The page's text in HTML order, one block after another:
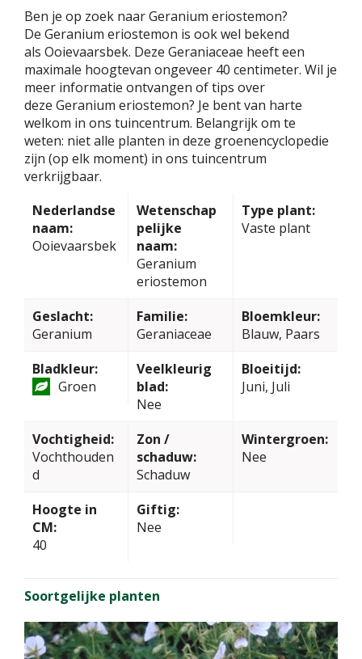
Ben je op zoek naar Geranium eriostemon?
De Geranium eriostemon is ook wel bekend
als Ooievaarsbek. Deze Geraniaceae heeft een
maximale hoogtevan ongeveer 40 centimeter. Wil je
meer informatie ontvangen of tips over
deze Geranium eriostemon? Je bent van harte
welkom in ons tuincentrum. Belangrijk om te
weten: niet alle planten in deze groenencyclopedie
zijn (op elk moment) in ons tuincentrum
verkrijgbaar.
Nederlandse
naam:
Ooievaarsbek
Wetenschap
pelijke
naam:
Geranium
eriostemon
Type plant:
Vaste plant
Geslacht:
Geranium
Familie:
Geraniaceae
Bloemkleur:
Blauw, Paars
Bladkleur:
Groen
Veelkleurig
blad:
Nee
Bloeitijd:
Juni, Juli
Vochtigheid:
Vochthouden
d
Zon /
schaduw:
Schaduw
Wintergroen:
Nee
Hoogte in
CM:
40
Giftig:
Nee
Soortgelijke planten